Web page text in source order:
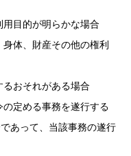
目的が明らかな場合
体、財産その他の権利
おそれがある場合
定める事務を遂行する
あって、当該事務の遂行